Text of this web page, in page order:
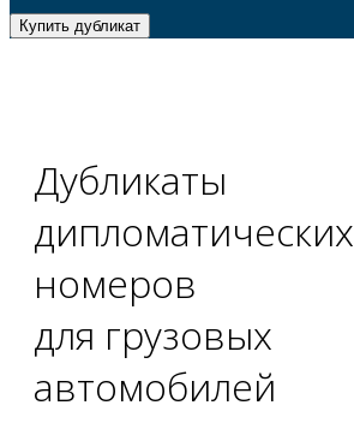
Купить дубликат
Дубликаты
дипломатических
номеров
для грузовых
автомобилей